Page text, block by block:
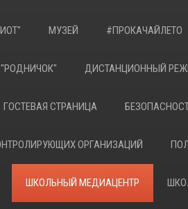
МУЗЕЙ #ПРОКАЧАЙЛЕТО
ДИСТАНЦИОННЫЙ
ГОСТЕВАЯ СТРАНИЦА
ОРГАНИЗАЦИЙ
ШКОЛЬНЫЙ МЕДИАЦЕНТР